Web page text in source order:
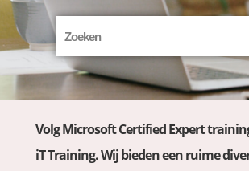
Volg Microsoft Certified Expert
iT Training. Wij bieden een ruime